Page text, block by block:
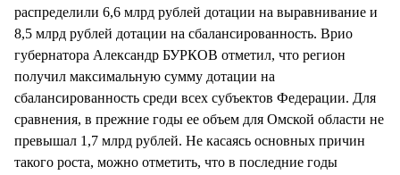
распределили 6,6 млрд рублей дотации на выравнивание и
8,5 млрд рублей дотации на сбалансированность. Врио
губернатора Александр БУРКОВ отметил, что регион
получил максимальную сумму дотации на
сбалансированность среди всех субъектов Федерации. Для
сравнения, в прежние годы ее объем для Омской области не
превышал 1,7 млрд рублей. Не касаясь основных причин
такого роста, можно отметить, что в последние годы